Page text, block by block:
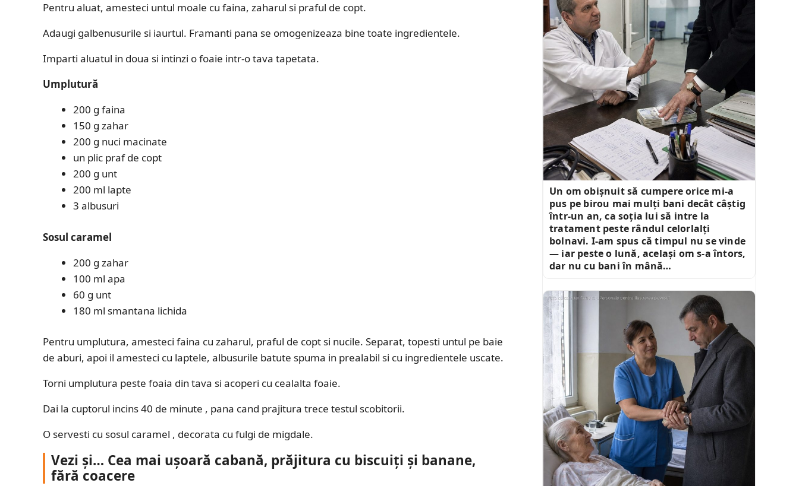
Pentru aluat, amesteci untul moale cu faina, zaharul si praful de copt.
Adaugi galbenusurile si iaurtul. Framanti pana se omogenizeaza bine toate ingredientele.
Imparti aluatul in doua si intinzi o foaie intr-o tava tapetata.
Umplutură
200 g faina
150 g zahar
200 g nuci macinate
un plic praf de copt
200 g unt
200 ml lapte
3 albusuri
Sosul caramel
200 g zahar
100 ml apa
60 g unt
180 ml smantana lichida
Pentru umplutura, amesteci faina cu zaharul, praful de copt si nucile. Separat, topesti untul pe baie
de aburi, apoi il amesteci cu laptele, albusurile batute spuma in prealabil si cu ingredientele uscate.
Torni umplutura peste foaia din tava si acoperi cu cealalta foaie.
Dai la cuptorul incins 40 de minute , pana cand prajitura trece testul scobitorii.
O servesti cu sosul caramel , decorata cu fulgi de migdale.
Vezi și… Cea mai ușoară cabană, prăjitura cu biscuiți și banane,
fără coacere
Un om obișnuit să cumpere orice mi-a
pus pe birou mai mulți bani decât câștig
într-un an, ca soția lui să intre la
tratament peste rândul celorlalți
bolnavi. I-am spus că timpul nu se vinde
— iar peste o lună, același om s-a întors,
dar nu cu bani în mână…